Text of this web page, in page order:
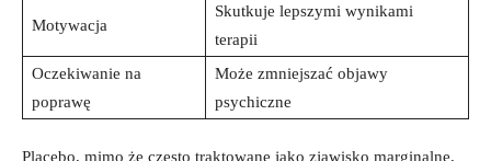
Motywacja
Skutkuje lepszymi wynikami
terapii
Oczekiwanie na
poprawę
Może zmniejszać objawy
psychiczne
Placebo, mimo że często traktowane jako zjawisko marginalne,